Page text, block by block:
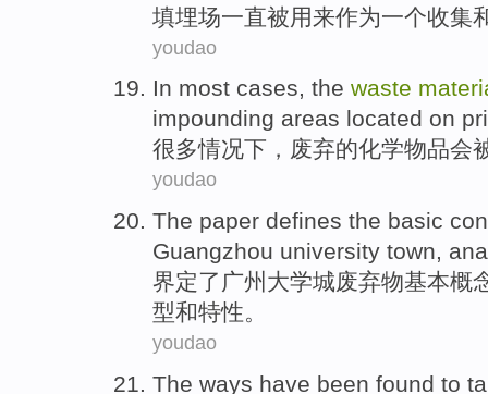
填埋场一直被用来作为一个收集
youdao
In most cases, the waste
impounding areas located on
很多情况下 ， 废弃的化学物品会
youdao
The paper defines the basic
Guangzhou university town,
界定了 广州 大学城废弃物基本概
型和特性。
youdao
The ways have been found to